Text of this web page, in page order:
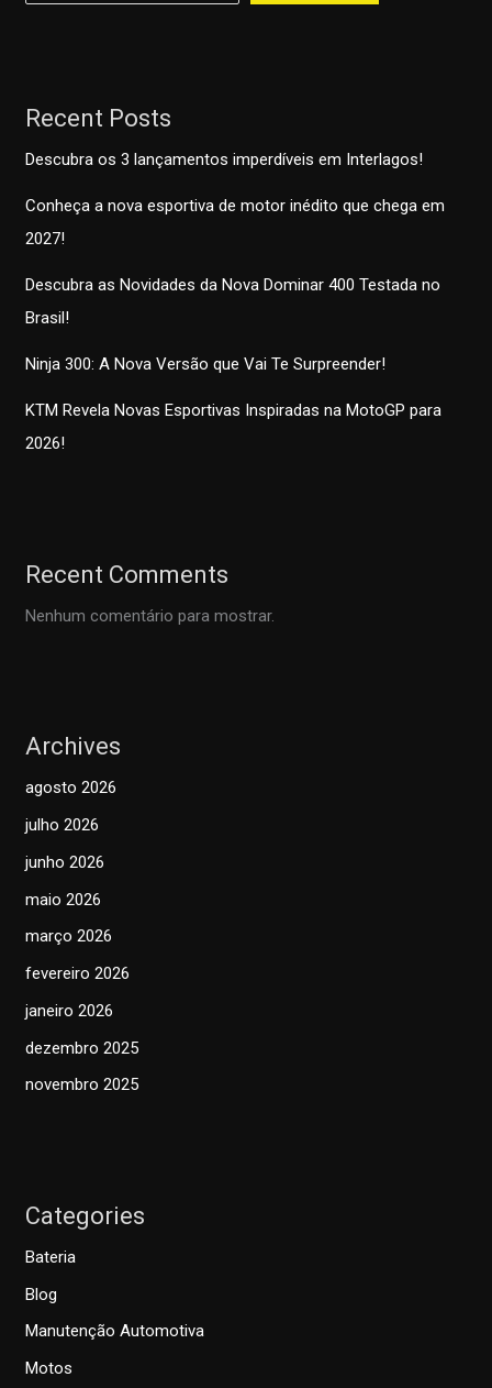
Recent Posts
Descubra os 3 lançamentos imperdíveis em Interlagos!
Conheça a nova esportiva de motor inédito que chega em
2027!
Descubra as Novidades da Nova Dominar 400 Testada no
Brasil!
Ninja 300: A Nova Versão que Vai Te Surpreender!
KTM Revela Novas Esportivas Inspiradas na MotoGP para
2026!
Recent Comments
Nenhum comentário para mostrar.
Archives
agosto 2026
julho 2026
junho 2026
maio 2026
março 2026
fevereiro 2026
janeiro 2026
dezembro 2025
novembro 2025
Categories
Bateria
Blog
Manutenção Automotiva
Motos